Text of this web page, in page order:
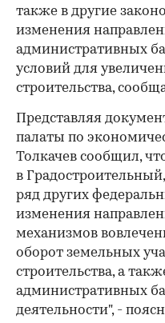
также в другие
изменения
административных
условий для
строительства,
Представляя
палаты по
Толкачев сообщил,
в
ряд других
изменения
механизмов
оборот земельных
строительства, а
административных
деятельности", -